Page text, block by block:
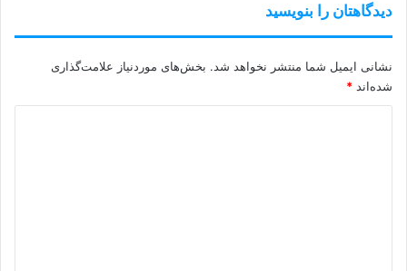
دیدگاهتان را بنویسید
نشانی ایمیل شما منتشر نخواهد شد. بخش‌های موردنیاز علامت‌گذاری
شده‌اند *